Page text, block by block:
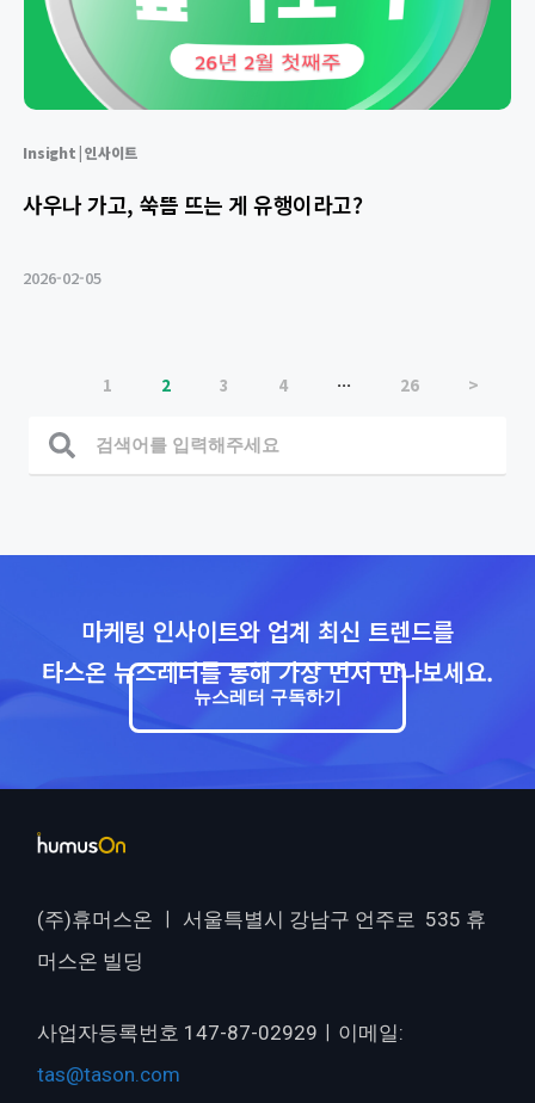
Insight | 인사이트
사우나 가고, 쑥뜸 뜨는 게 유행이라고?
2026-02-05
1 2 3 4 … 26 >
마케팅 인사이트와 업계 최신 트렌드를
타스온 뉴스레터를 통해 가장 먼저 만나보세요.
뉴스레터 구독하기
(주)휴머스온 ㅣ 서울특별시 강남구 언주로 535 휴
머스온 빌딩
사업자등록번호 147-87-02929ㅣ이메일:
tas@tason.com